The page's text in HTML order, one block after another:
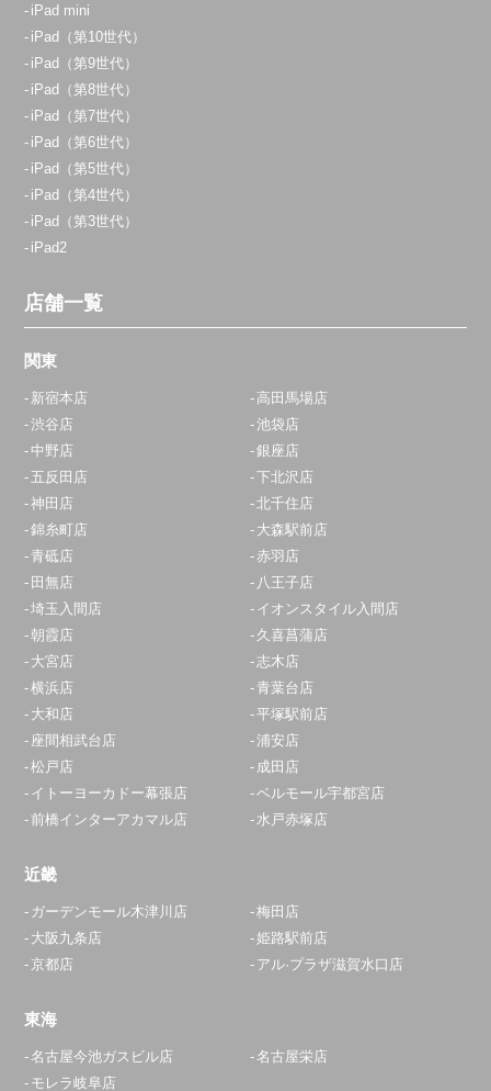
iPad mini
iPad（第10世代）
iPad（第9世代）
iPad（第8世代）
iPad（第7世代）
iPad（第6世代）
iPad（第5世代）
iPad（第4世代）
iPad（第3世代）
iPad2
店舗一覧
関東
新宿本店
高田馬場店
渋谷店
池袋店
中野店
銀座店
五反田店
下北沢店
神田店
北千住店
錦糸町店
大森駅前店
青砥店
赤羽店
田無店
八王子店
埼玉入間店
イオンスタイル入間店
朝霞店
久喜菖蒲店
大宮店
志木店
横浜店
青葉台店
大和店
平塚駅前店
座間相武台店
浦安店
松戸店
成田店
イトーヨーカドー幕張店
ベルモール宇都宮店
前橋インターアカマル店
水戸赤塚店
近畿
ガーデンモール木津川店
梅田店
大阪九条店
姫路駅前店
京都店
アル·プラザ滋賀水口店
東海
名古屋今池ガスビル店
名古屋栄店
モレラ岐阜店